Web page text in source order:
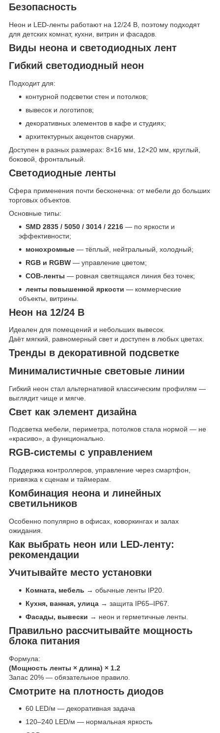
Безопасность
Неон и LED-ленты работают на 12/24 В, поэтому подходят
для детских комнат, кухни, витрин и фасадов.
Виды неона и светодиодных лент
Гибкий светодиодный неон
Подходит для:
контурной подсветки стен и потолков;
вывесок и логотипов;
декоративных элементов в кафе и студиях;
архитектурных акцентов снаружи.
Доступен в разных размерах: 8×16 мм, 12×20 мм, круглый,
боковой, фронтальный.
Светодиодные ленты
Сфера применения почти бесконечна: от мебели до больших
торговых объектов.
Основные типы:
SMD 2835 / 5050 / 3014 / 2216 — по яркости и
эффективности;
монохромные — тёплый, нейтральный, холодный;
RGB и RGBW — управление цветом;
COB-ленты — ровная светящаяся линия без точек;
ленты повышенной яркости — коммерческие
объекты, витрины.
Неон на 12/24 В
Идеален для помещений и небольших вывесок.
Даёт мягкий, равномерный свет и доступен в любых цветах.
Тренды в декоративной подсветке
Минималистичные световые линии
Гибкий неон стал альтернативой классическим профилям —
выглядит чище и мягче.
Свет как элемент дизайна
Подсветка мебели, периметра, потолков стала нормой — не
«красиво», а функционально.
RGB-системы с управлением
Поддержка контроллеров, управление через смартфон,
привязка к сценам и таймерам.
Комбинация неона и линейных
светильников
Особенно популярно в офисах, коворкингах и залах
ожидания.
Как выбрать неон или LED-ленту:
рекомендации
Учитывайте место установки
Комната, мебель → обычные ленты IP20.
Кухня, ванная, улица → защита IP65–IP67.
Фасады, вывески → неон и герметичные ленты.
Правильно рассчитывайте мощность
блока питания
Формула:
(Мощность ленты × длина) × 1.2
Запас 20% — обязательное правило.
Смотрите на плотность диодов
60 LED/м — декоративная задача
120–240 LED/м — нормальная яркость